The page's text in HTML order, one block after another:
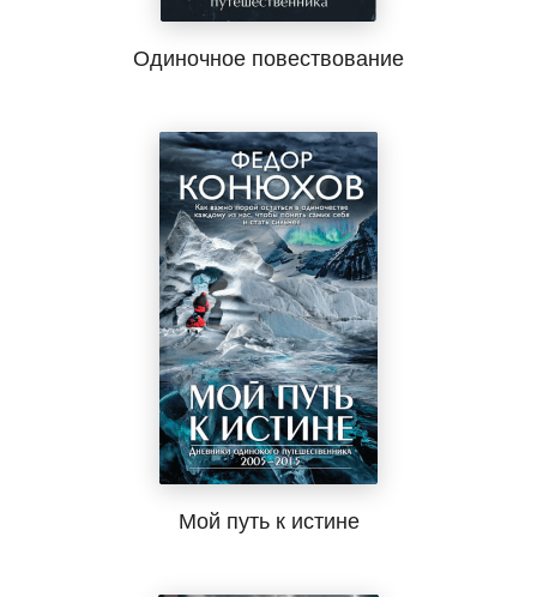
Одиночное повествование
Мой путь к истине